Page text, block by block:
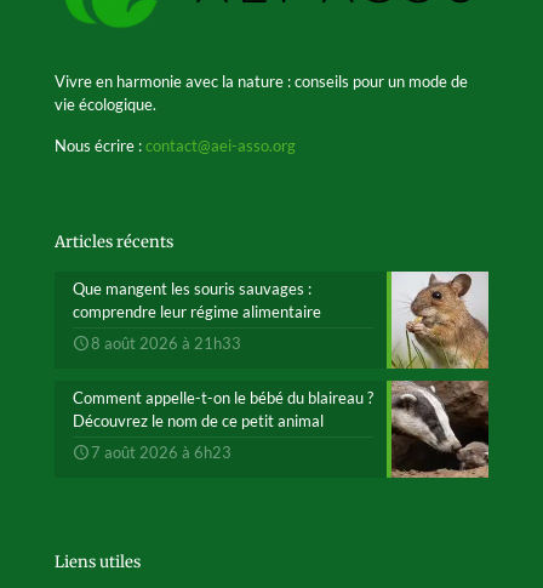
Vivre en harmonie avec la nature : conseils pour un mode de
vie écologique.
Nous écrire :contact@aei-asso.org
Articles récents
Que mangent les souris sauvages :
comprendre leur régime alimentaire
8 août 2026 à 21h33
Comment appelle-t-on le bébé du blaireau ?
Découvrez le nom de ce petit animal
7 août 2026 à 6h23
Liens utiles